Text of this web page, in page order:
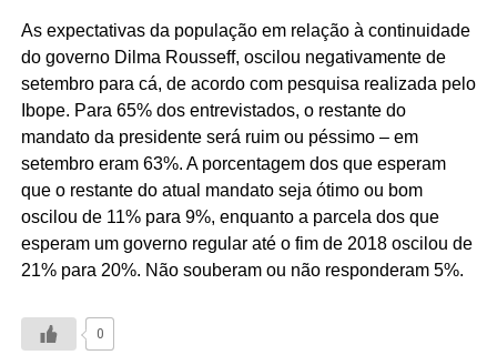
As expectativas da população em relação à continuidade
do governo Dilma Rousseff, oscilou negativamente de
setembro para cá, de acordo com pesquisa realizada pelo
Ibope. Para 65% dos entrevistados, o restante do
mandato da presidente será ruim ou péssimo – em
setembro eram 63%. A porcentagem dos que esperam
que o restante do atual mandato seja ótimo ou bom
oscilou de 11% para 9%, enquanto a parcela dos que
esperam um governo regular até o fim de 2018 oscilou de
21% para 20%. Não souberam ou não responderam 5%.
0